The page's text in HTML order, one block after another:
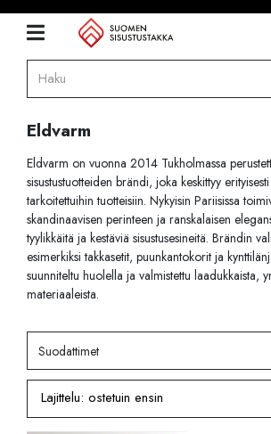
Eldvarm
Eldvarm on vuonna 2014 Tukholmassa
sisustustuotteiden brändi, joka keskittyy
tarkoitettuihin tuotteisiin. Nykyisin Pariisissa
skandinaavisen perinteen ja ranskalaisen
tyylikkäitä ja kestäviä sisustusesineitä. Brändin
esimerkiksi takkasetit, puunkantokorit ja
suunniteltu huolella ja valmistettu laadukkaista,
materiaaleista.
Suodattimet